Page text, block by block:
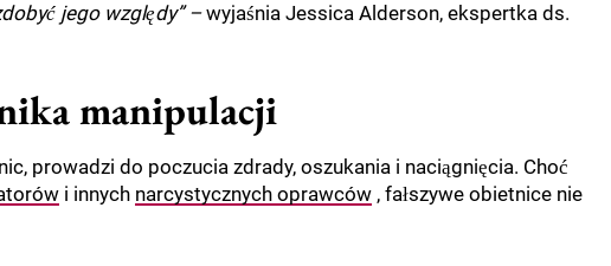
jego względy” –wyjaśnia Jessica Alderson, ekspertka ds.
manipulacji
prowadzi do poczucia zdrady, oszukania i naciągnięcia. Choć
i innych narcystycznych oprawców , fałszywe obietnice nie